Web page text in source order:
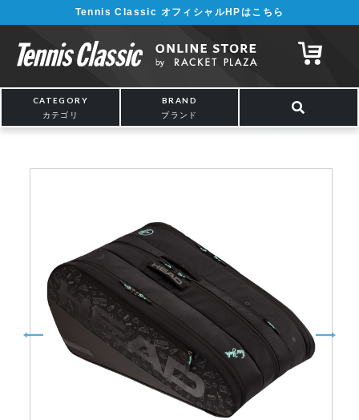
¥5,000以上の購入で送料無料!! 詳しくは こちら
Tennis Classic オフィシャルHPはこちら
CATEGORY
カテゴリ
BRAND
ブランド